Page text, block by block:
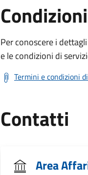
Per conoscere i
e le condizioni di
Termini e condizioni
Contatti
Area